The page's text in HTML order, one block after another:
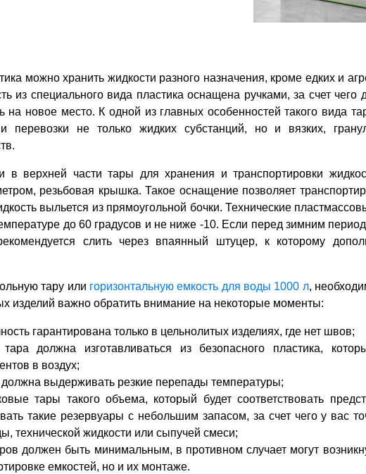
можно хранить жидкости разного назначения, кроме едких и
из специального вида пластика оснащена ручками, за счет
на новое место. К одной из главных особенностей такого вида
перевозки не только жидких субстанций, но и вязких,
в верхней части тары для хранения и транспортировки
резьбовая крышка. Такое оснащение позволяет
выльется из прямоугольной бочки. Технические
до 60 градусов и не ниже -10. Если перед зимним
слить через впаянный штуцер, к которому
тару или горизонтальную емкость для воды 1000 л,
изделий важно обратить внимание на некоторые моменты:
гарантирована только в цельнолитых изделиях, где нет швов;
должна изготавливаться из безопасного пластика,
в воздух;
выдерживать резкие перепады температуры;
тары такого объема, который будет соответствовать
такие резервуары с небольшим запасом, за счет чего у вас
технической жидкости или сыпучей смеси;
должен быть минимальным, в противном случает могут
емкостей, но и их монтаже.